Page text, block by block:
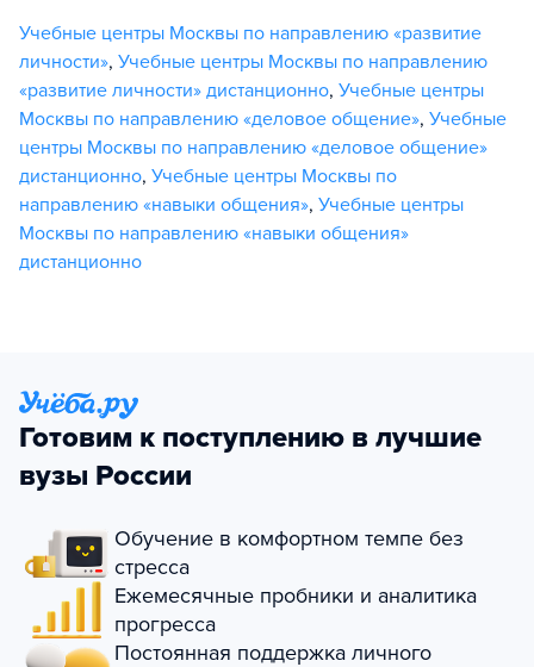
Учебные центры Москвы по направлению «развитие
личности», Учебные центры Москвы по направлению
«развитие личности» дистанционно, Учебные центры
Москвы по направлению «деловое общение», Учебные
центры Москвы по направлению «деловое общение»
дистанционно, Учебные центры Москвы по
направлению «навыки общения», Учебные центры
Москвы по направлению «навыки общения»
дистанционно
Готовим к поступлению в лучшие
вузы России
Обучение в комфортном темпе без
стресса
Ежемесячные пробники и аналитика
прогресса
Постоянная поддержка личного